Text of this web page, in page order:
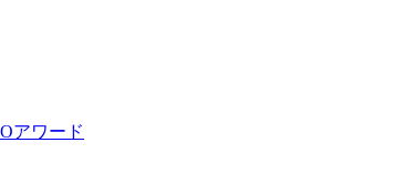
アワード